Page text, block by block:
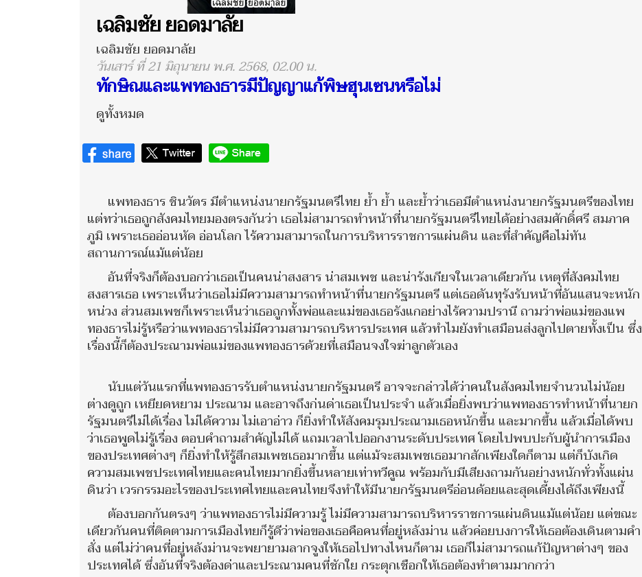
เฉลิมชัย ยอดมาลัย
เฉลิมชัย ยอดมาลัย
วันเสาร์ ที่ 21 มิถุนายน พ.ศ. 2568, 02.00 น.
ทักษิณและแพทองธารมีปัญญาแก้พิษฮุนเซนหรือไม่
ดูทั้งหมด
แพทองธาร ชินวัตร มีตำแหน่งนายกรัฐมนตรีไทย ย้ำ ย้ำ และย้ำว่าเธอมีตำแหน่งนายกรัฐมนตรีของไทย
แต่ทว่าเธอถูกสังคมไทยมองตรงกันว่า เธอไม่สามารถทำหน้าที่นายกรัฐมนตรีไทยได้อย่างสมศักดิ์ศรี สมภาค
ภูมิ เพราะเธออ่อนหัด อ่อนโลก ไร้ความสามารถในการบริหารราชการแผ่นดิน และที่สำคัญคือไม่ทัน
สถานการณ์แม้แต่น้อย
อันที่จริงก็ต้องบอกว่าเธอเป็นคนน่าสงสาร น่าสมเพช และน่ารังเกียจในเวลาเดียวกัน เหตุที่สังคมไทย
สงสารเธอ เพราะเห็นว่าเธอไม่มีความสามารถทำหน้าที่นายกรัฐมนตรี แต่เธอดันทุรังรับหน้าที่อันแสนจะหนัก
หน่วง ส่วนสมเพชก็เพราะเห็นว่าเธอถูกทั้งพ่อและแม่ของเธอรังแกอย่างไร้ความปรานี ถามว่าพ่อแม่ของแพ
ทองธารไม่รู้หรือว่าแพทองธารไม่มีความสามารถบริหารประเทศ แล้วทำไมยังทำเสมือนส่งลูกไปตายทั้งเป็น ซึ่ง
เรื่องนี้ก็ต้องประณามพ่อแม่ของแพทองธารด้วยที่เสมือนจงใจฆ่าลูกตัวเอง
นับแต่วันแรกที่แพทองธารรับตำแหน่งนายกรัฐมนตรี อาจจะกล่าวได้ว่าคนในสังคมไทยจำนวนไม่น้อย
ต่างดูถูก เหยียดหยาม ประณาม และอาจถึงก่นด่าเธอเป็นประจำ แล้วเมื่อยิ่งพบว่าแพทองธารทำหน้าที่นายก
รัฐมนตรีไม่ได้เรื่อง ไม่ได้ความ ไม่เอาอ่าว ก็ยิ่งทำให้สังคมรุมประณามเธอหนักขึ้น และมากขึ้น แล้วเมื่อได้พบ
ว่าเธอพูดไม่รู้เรื่อง ตอบคำถามสำคัญไม่ได้ แถมเวลาไปออกงานระดับประเทศ โดยไปพบปะกับผู้นำการเมือง
ของประเทศต่างๆ ก็ยิ่งทำให้รู้สึกสมเพชเธอมากขึ้น แต่แม้จะสมเพชเธอมากสักเพียงใดก็ตาม แต่ก็บังเกิด
ความสมเพชประเทศไทยและคนไทยมากยิ่งขึ้นหลายเท่าทวีคูณ พร้อมกับมีเสียงถามกันอย่างหนักทั่วทั้งแผ่น
ดินว่า เวรกรรมอะไรของประเทศไทยและคนไทยจึงทำให้มีนายกรัฐมนตรีอ่อนด้อยและสุดเดี้ยงได้ถึงเพียงนี้
ต้องบอกกันตรงๆ ว่าแพทองธารไม่มีความรู้ ไม่มีความสามารถบริหารราชการแผ่นดินแม้แต่น้อย แต่ขณะ
เดียวกันคนที่ติดตามการเมืองไทยก็รู้ดีว่าพ่อของเธอคือคนที่อยู่หลังม่าน แล้วค่อยบงการให้เธอต้องเดินตามคำ
สั่ง แต่ไม่ว่าคนที่อยู่หลังม่านจะพยายามลากจูงให้เธอไปทางไหนก็ตาม เธอก็ไม่สามารถแก้ปัญหาต่างๆ ของ
ประเทศได้ ซึ่งอันที่จริงต้องด่าและประณามคนที่ชักใย กระตุกเชือกให้เธอต้องทำตามมากกว่า